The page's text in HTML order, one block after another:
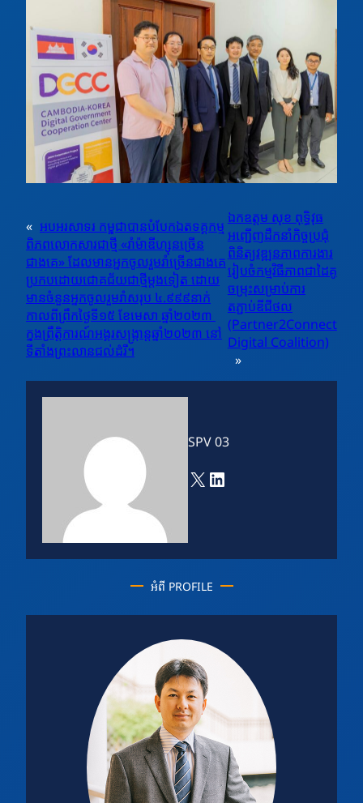
« អបអរសាទរ កម្ពុជាបានបំបែកឯតទគ្គកម្ម
ពិភពលោកសារជាថ្មី «រាំម៉ាឌីហ្សុនច្រើន
ជាងគេ» ដែលមានអ្នកចូលរួមរាំច្រើនជាងគេ
ប្រកបដោយជោគជ័យជាថ្មីម្ដងទៀត ដោយ
មានចំនួនអ្នកចូលរួមរាំសរុប ៤.៩៩៩នាក់
កាលពីព្រឹកថ្ងៃទី១៥ ខែមេសា ឆ្នាំ២០២៣ ​
ក្នុងព្រឹត្តិការណ៍អង្គរសង្រ្កាន្ដឆ្នាំ២០២៣ នៅ
ទីតាំងព្រះលានជល់ដំរី។
ឯកឧត្តម សុខ ពុទ្ធិវុធ
អញ្ជេីញដឹកនាំកិច្ចប្រជុំ
ពិនិត្យវឌ្ឍនភាពការងារ
រៀបចំកម្មវិធីភាពជាដៃគូ
ចម្រុះសម្រាប់ការ
តភ្ជាប់ឌីជីថល
(Partner2Connect
Digital Coalition)
»
SPV 03
X LinkedIn
អំពី PROFILE